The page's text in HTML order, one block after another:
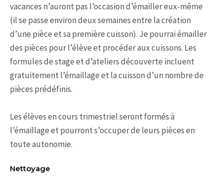
vacances n’auront pas l’occasion d’émailler eux-même
(il se passe environ deux semaines entre la création
d’une pièce et sa première cuisson). Je pourrai émailler
des pièces pour l’élève et procéder aux cuissons. Les
formules de stage et d’ateliers découverte incluent
gratuitement l’émaillage et la cuisson d’un nombre de
pièces prédéfinis.
Les élèves en cours trimestriel seront formés à
l’émaillage et pourront s’occuper de leurs pièces en
toute autonomie.
Nettoyage